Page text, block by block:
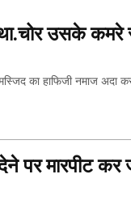
था.चोर उसके
का हाफिजी नमाज अदा
मारपीट कर